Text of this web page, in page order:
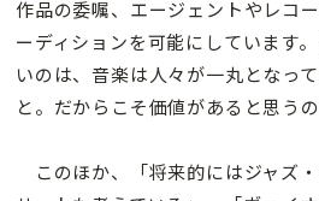
作品の委嘱、エージェントやレコ
ーディションを可能にしています
いのは、音楽は人々が一丸となっ
と。だからこそ価値があると思うの
このほか、「将来的にはジャズ